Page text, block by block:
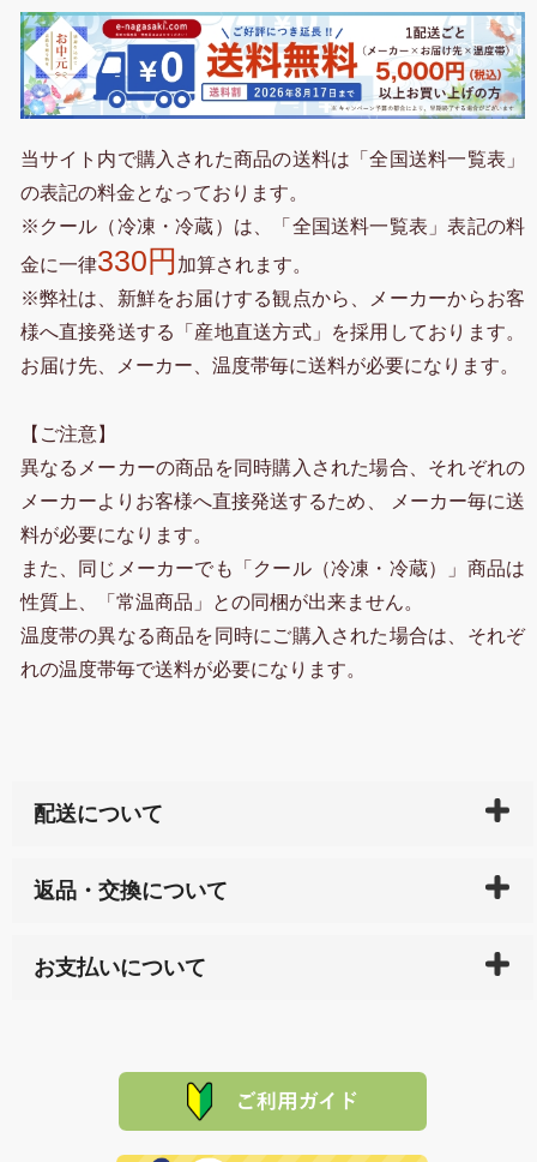
当サイト内で購入された商品の送料は「全国送料一覧表」
の表記の料金となっております。
※クール（冷凍・冷蔵）は、「全国送料一覧表」表記の料
金に一律330円 加算されます。
※弊社は、新鮮をお届けする観点から、メーカーからお客
様へ直接発送する「産地直送方式」を採用しております。
お届け先、メーカー、温度帯毎に送料が必要になります。
【ご注意】
異なるメーカーの商品を同時購入された場合、それぞれの
メーカーよりお客様へ直接発送するため、 メーカー毎に送
料が必要になります。
また、同じメーカーでも「クール（冷凍・冷蔵）」商品は
性質上、「常温商品」との同梱が出来ません。
温度帯の異なる商品を同時にご購入された場合は、それぞ
れの温度帯毎で送料が必要になります。
配送について
天ペイ」の方はご注文受付後）、 長崎県下全域に点在
サイト内で購入された商品の送料は、こちらの
全国送
れの生産メーカーからお客様の元へ直送いたしますの
で、 それぞれ個別に送料が必要になります。
返品・交換について
または配送途中の 事故などで不都合が生じている場合
品代金を返金いたします。）
その際は誠に申し訳ありませんが、当協会までご注文
お支払いについて
た場合、お客様からの ご入金を確認した後で、商品を
※「クレジットカード」「PayPay」「楽天ペイ」を指